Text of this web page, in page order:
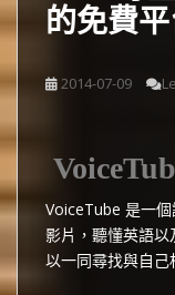
的免費
2014-07-09
VoiceTube 是一
影片，聽懂英語
以一同尋找與自己